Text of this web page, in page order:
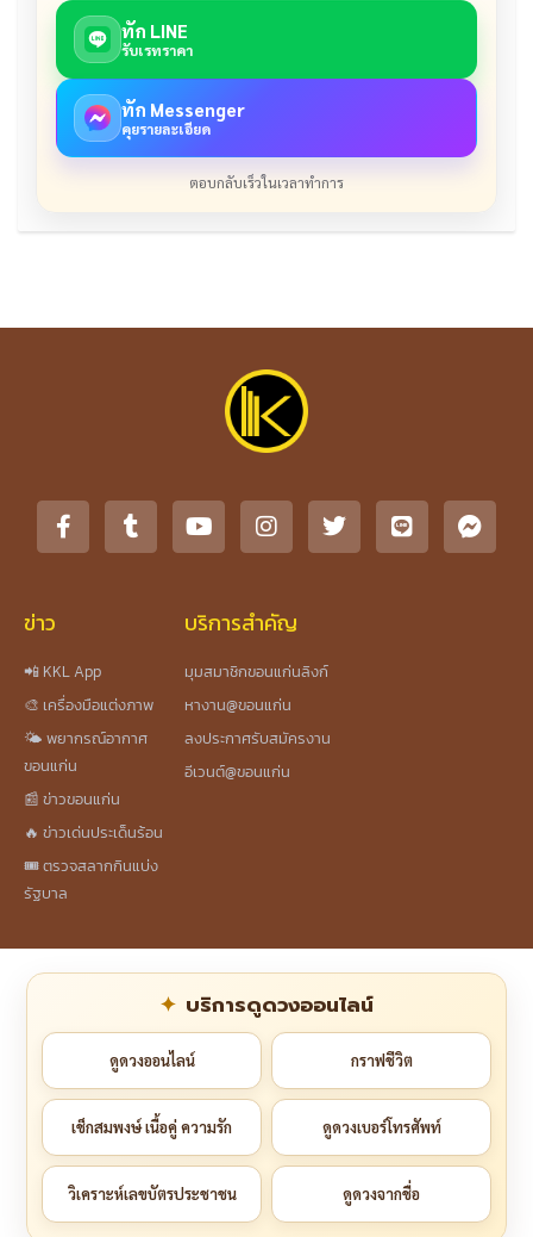
ทัก LINE
รับเรทราคา
ทัก Messenger
คุยรายละเอียด
ตอบกลับเร็วในเวลาทำการ
ข่าว
📲 KKL App
🎨 เครื่องมือแต่งภาพ
🌤️ พยากรณ์อากาศ
ขอนแก่น
📰 ข่าวขอนแก่น
🔥 ข่าวเด่นประเด็นร้อน
🎟️ ตรวจสลากกินแบ่ง
รัฐบาล
บริการสำคัญ
มุมสมาชิกขอนแก่นลิงก์
หางาน@ขอนแก่น
ลงประกาศรับสมัครงาน
อีเวนต์@ขอนแก่น
บริการดูดวงออนไลน์
ดูดวงออนไลน์ กราฟชีวิต
เช็กสมพงษ์ เนื้อคู่ ความรัก ดูดวงเบอร์โทรศัพท์
วิเคราะห์เลขบัตรประชาชน ดูดวงจากชื่อ